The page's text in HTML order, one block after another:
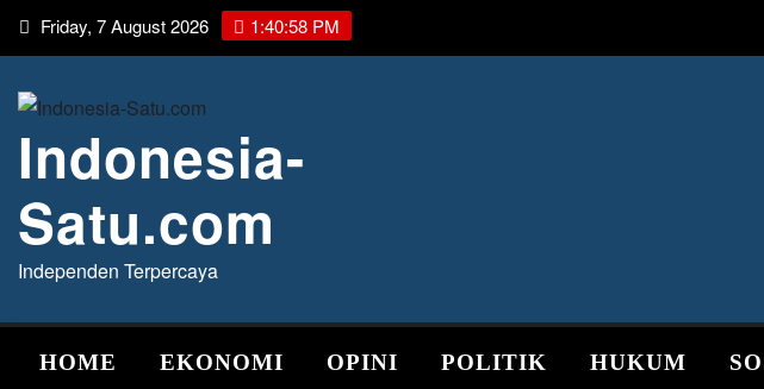
Skip Friday, 7 August 2026 1:40:58 PM
Indonesia-
Satu.com
Independen Terpercaya
HOME EKONOMI OPINI POLITIK HUKUM